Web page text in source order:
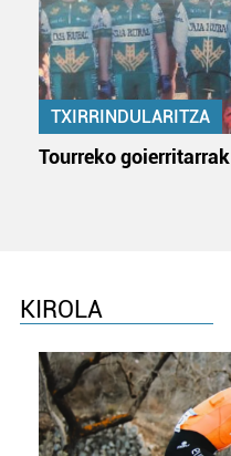
TXIRRINDULARITZA
Tourreko goierritarrak
KIROLA